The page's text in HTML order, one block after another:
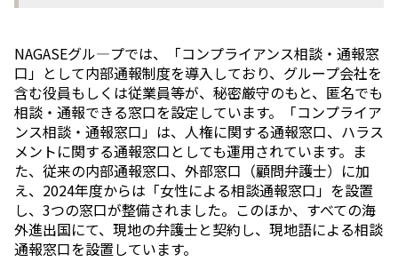
NAGASEグル―プでは、「コンプライアンス相談・通報窓
口」として内部通報制度を導⼊しており、グループ会社を
含む役員もしくは従業員等が、秘密厳守のもと、匿名でも
相談・通報できる窓⼝を設定しています。「コンプライア
ンス相談・通報窓口」は、⼈権に関する通報窓⼝、ハラス
メントに関する通報窓⼝としても運⽤されています。ま
た、従来の内部通報窓口、外部窓口（顧問弁護士）に加
え、2024年度からは「女性による相談通報窓口」を設置
し、3つの窓口が整備されました。このほか、すべての海
外進出国にて、現地の弁護士と契約し、現地語による相談
通報窓口を設置しています。